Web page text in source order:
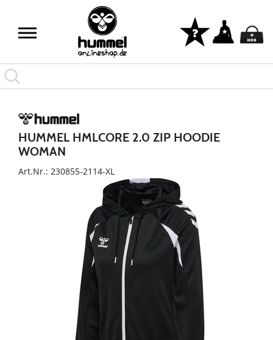
HUMMEL HMLCORE 2.0 ZIP HOODIE
WOMAN
Art.Nr.: 230855-2114-XL